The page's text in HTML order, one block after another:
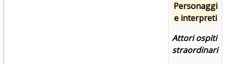
Personaggi
e interpreti
Attori ospiti
straordinari